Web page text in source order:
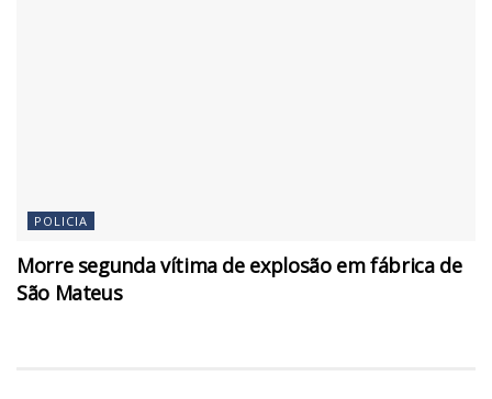
POLICIA
Morre segunda vítima de explosão em fábrica de
São Mateus